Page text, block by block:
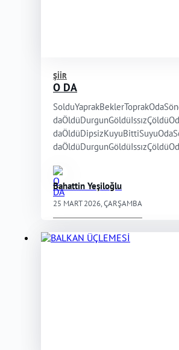
ŞIIR
O DA
Bahattin Yeşiloğlu
25 MART 2026, ÇARŞAMBA